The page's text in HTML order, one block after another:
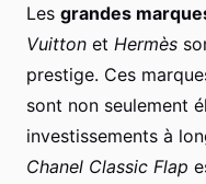
Les grandes
Vuitton et Hermès
prestige. Ces
sont non seulement
investissements à
Chanel Classic Flap